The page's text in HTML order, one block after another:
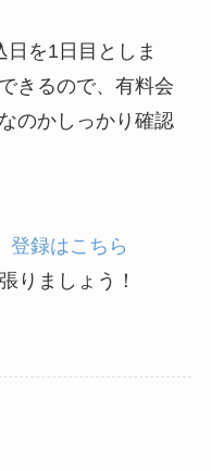
を1日目としま
きるので、有料会
のかしっかり確認
登録はこちら
りましょう！